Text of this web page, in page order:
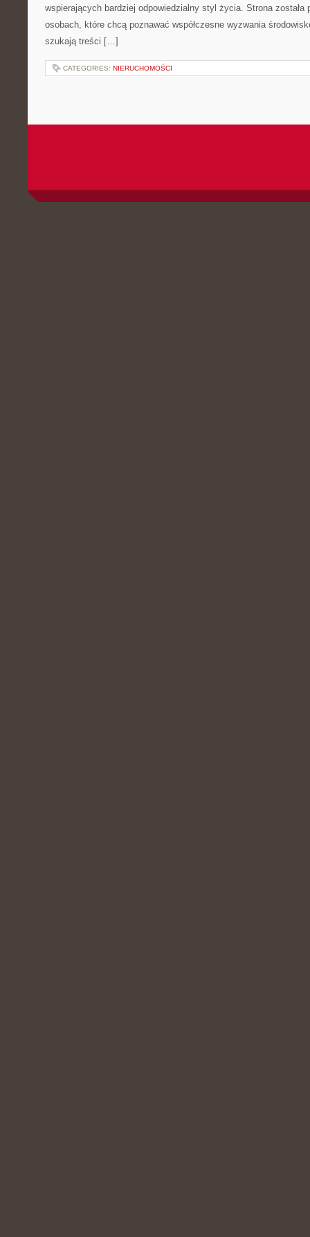
wspierających bardziej odpowiedzialny styl życia. Strona została
osobach, które chcą poznawać współczesne wyzwania
szukają treści […]
CATEGORIES: NIERUCHOMOŚCI